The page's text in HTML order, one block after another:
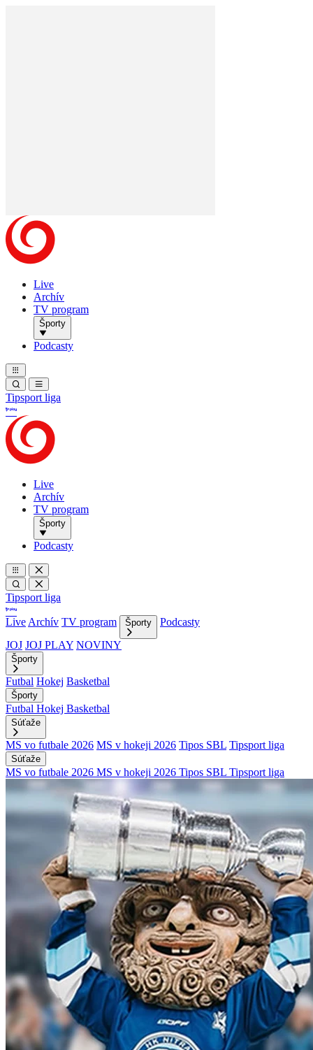
Live
Archív
TV program
Športy
Podcasty
Tipsport liga
Live
Archív
TV program
Športy
Podcasty
Tipsport liga
Live Archív TV program Športy
Podcasty
JOJ JOJ PLAY NOVINY
Športy
Futbal Hokej Basketbal
Športy
Futbal Hokej Basketbal
Súťaže
MS vo futbale 2026 MS v hokeji 2026 Tipos SBL Tipsport liga
Súťaže
MS vo futbale 2026 MS v hokeji 2026 Tipos SBL Tipsport liga